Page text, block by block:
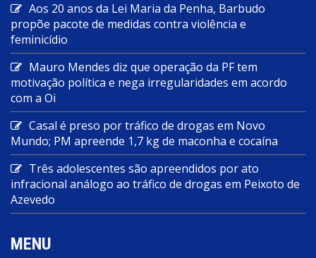
Aos 20 anos da Lei Maria da Penha, Barbudo
propõe pacote de medidas contra violência e
feminicídio
Mauro Mendes diz que operação da PF tem
motivação política e nega irregularidades em acordo
com a Oi
Casal é preso por tráfico de drogas em Novo
Mundo; PM apreende 1,7 kg de maconha e cocaína
Três adolescentes são apreendidos por ato
infracional análogo ao tráfico de drogas em Peixoto de
Azevedo
MENU